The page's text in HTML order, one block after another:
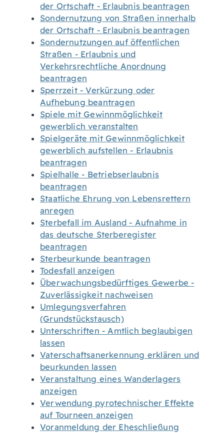
der Ortschaft - Erlaubnis beantragen
Sondernutzung von Straßen innerhalb
der Ortschaft - Erlaubnis beantragen
Sondernutzungen auf öffentlichen
Straßen - Erlaubnis und
Verkehrsrechtliche Anordnung
beantragen
Sperrzeit - Verkürzung oder
Aufhebung beantragen
Spiele mit Gewinnmöglichkeit
gewerblich veranstalten
Spielgeräte mit Gewinnmöglichkeit
gewerblich aufstellen - Erlaubnis
beantragen
Spielhalle - Betriebserlaubnis
beantragen
Staatliche Ehrung von Lebensrettern
anregen
Sterbefall im Ausland - Aufnahme in
das deutsche Sterberegister
beantragen
Sterbeurkunde beantragen
Todesfall anzeigen
Überwachungsbedürftiges Gewerbe -
Zuverlässigkeit nachweisen
Umlegungsverfahren
(Grundstückstausch)
Unterschriften - Amtlich beglaubigen
lassen
Vaterschaftsanerkennung erklären und
beurkunden lassen
Veranstaltung eines Wanderlagers
anzeigen
Verwendung pyrotechnischer Effekte
auf Tourneen anzeigen
Voranmeldung der Eheschließung